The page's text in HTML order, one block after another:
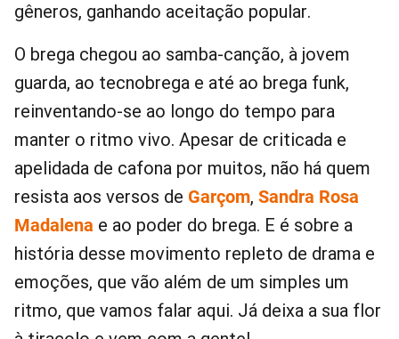
gêneros, ganhando aceitação popular.
O brega chegou ao samba-canção, à jovem
guarda, ao tecnobrega e até ao brega funk,
reinventando-se ao longo do tempo para
manter o ritmo vivo. Apesar de criticada e
apelidada de cafona por muitos, não há quem
resista aos versos de Garçom, Sandra Rosa
Madalena e ao poder do brega. E é sobre a
história desse movimento repleto de drama e
emoções, que vão além de um simples um
ritmo, que vamos falar aqui. Já deixa a sua flor